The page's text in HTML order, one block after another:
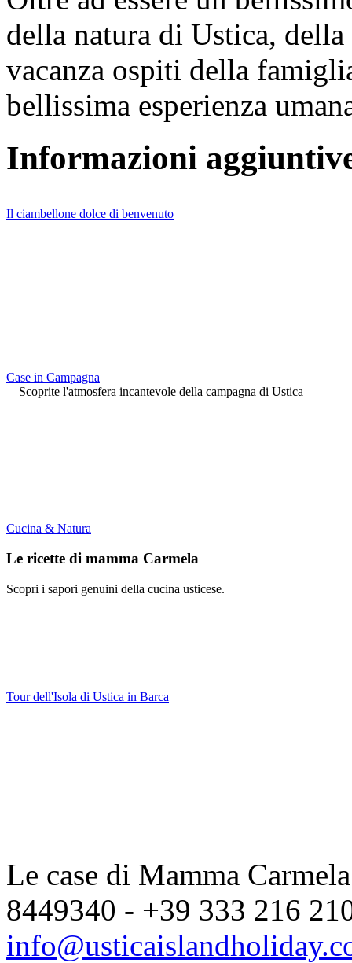
della natura di Ustica,
vacanza ospiti della
bellissima esperienza
Informazioni
Il ciambellone dolce di benvenuto
Case in Campagna
Scoprite l'atmosfera incantevole della campagna di Ustica
Cucina & Natura
Le ricette di mamma Carmela
Scopri i sapori genuini della cucina usticese.
Tour dell'Isola di Ustica in Barca
Le case di Mamma
8449340 - +39 333 216